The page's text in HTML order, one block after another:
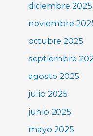
diciembre 2025
noviembre
octubre 2025
septiembre
agosto 2025
julio 2025
junio 2025
mayo 2025